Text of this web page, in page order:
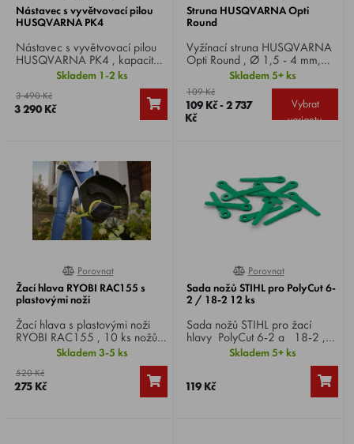
Nástavec s vyvětvovací pilou
HUSQVARNA PK4
Nástavec s vyvětvovací pilou
HUSQVARNA PK4 , kapacita
řezu 15 cm, vhodné pro
multifunkční stroj 120iTK4 .
Skladem 1-2 ks
3 490 Kč
3 290 Kč
Struna HUSQVARNA Opti
Round
Vyžínací struna HUSQVARNA
Opti Round , Ø 1,5 - 4 mm,
délka 15 - 637 m, kulatý
profil, poskytuje dobrý řezný
výkon a odolnost proti
opotřebení, vhodná pro
všechny strunové hlavy.
Skladem 5+ ks
109 Kč
109 Kč - 2 737
Kč
Vybrat
variantu
100%
Porovnat
Žací hlava RYOBI RAC155 s
plastovými noži
Žací hlava s plastovými noži
RYOBI RAC155 , 10 ks nožů,
pro akumulátorové vyžínače
18 V s automatickým
podáváním.
Skladem 3-5 ks
520 Kč
275 Kč
0%
Porovnat
Sada nožů STIHL pro PolyCut 6-
2 / 18-2 12 ks
Sada nožů STIHL pro žací
hlavy PolyCut 6-2 a 18-2 ,
Skladem 5+ ks
119 Kč